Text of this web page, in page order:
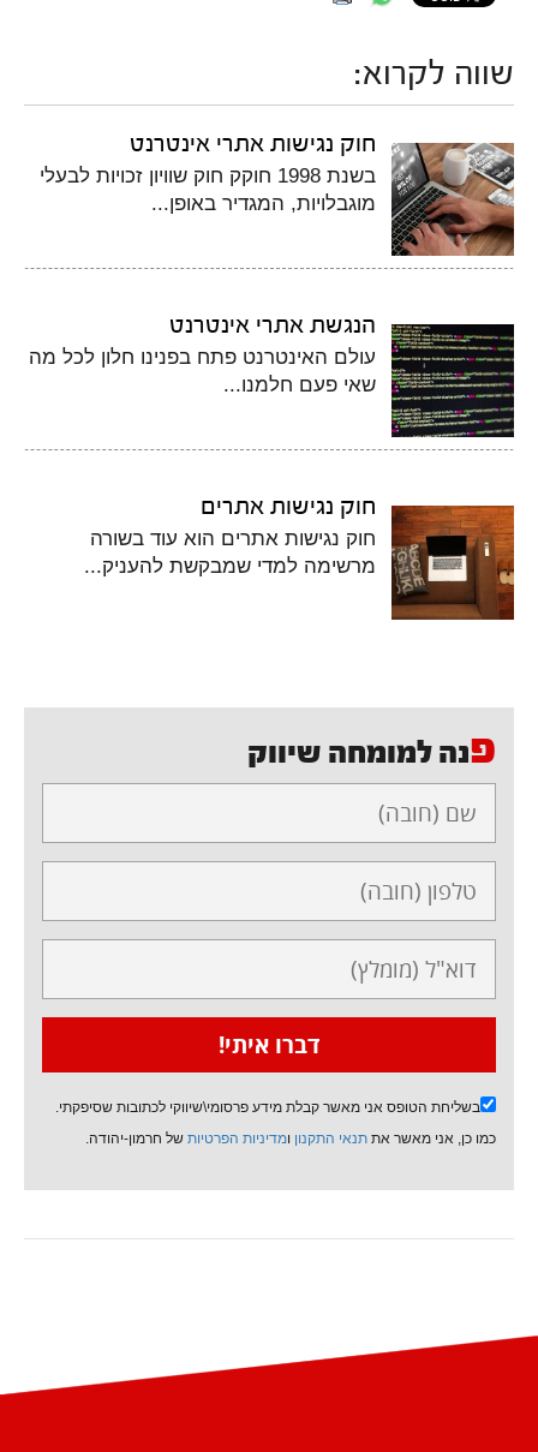
שווה לקרוא:
חוק נגישות אתרי אינטרנט
בשנת 1998 חוקק חוק שוויון זכויות לבעלי
מוגבלויות, המגדיר באופן...
הנגשת אתרי אינטרנט
עולם האינטרנט פתח בפנינו חלון לכל מה
שאי פעם חלמנו...
חוק נגישות אתרים
חוק נגישות אתרים הוא עוד בשורה
מרשימה למדי שמבקשת להעניק...
פנה למומחה שיווק
בשליחת הטופס אני מאשר קבלת מידע פרסומי\שיווקי לכתובות שסיפקתי.
כמו כן, אני מאשר את תנאי התקנון ומדיניות הפרטיות של חרמון-יהודה.